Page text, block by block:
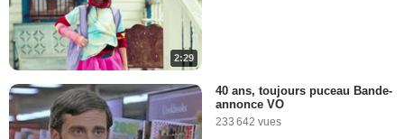
2:29
40 ans, toujours puceau Bande-
annonce VO
233 642 vues